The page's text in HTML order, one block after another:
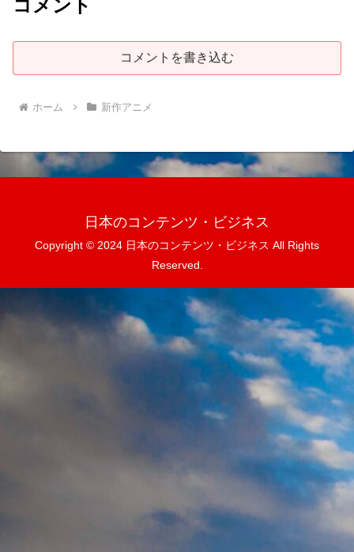
コメント
コメントを書き込む
ホーム 新作アニメ
日本のコンテンツ・ビジネス
Copyright © 2024 日本のコンテンツ・ビジネス All Rights
Reserved.